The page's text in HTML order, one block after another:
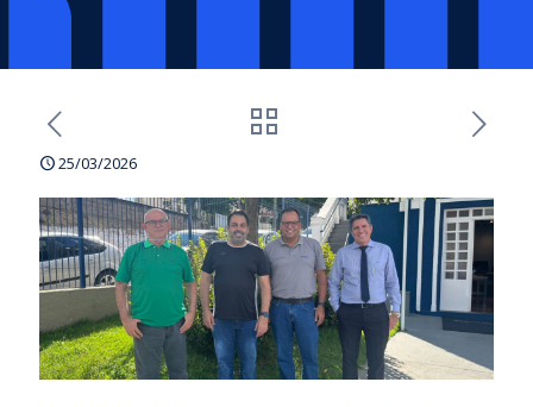
25/03/2026